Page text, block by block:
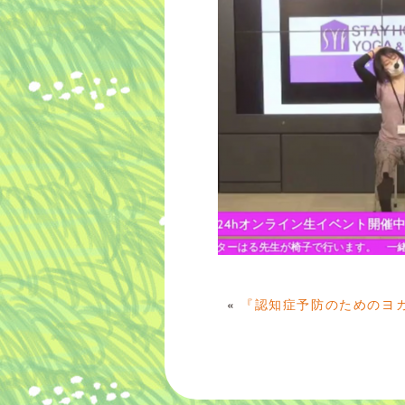
« 『認知症予防のためのヨ